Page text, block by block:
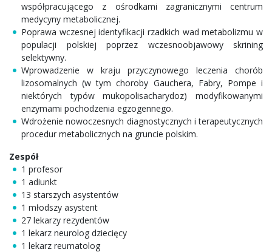
współpracującego z ośrodkami zagranicznymi centrum
medycyny metabolicznej.
Poprawa wczesnej identyfikacji rzadkich wad metabolizmu w
populacji polskiej poprzez wczesnoobjawowy skrining
selektywny.
Wprowadzenie w kraju przyczynowego leczenia chorób
lizosomalnych (w tym choroby Gauchera, Fabry, Pompe i
niektórych typów mukopolisacharydoz) modyfikowanymi
enzymami pochodzenia egzogennego.
Wdrożenie nowoczesnych diagnostycznych i terapeutycznych
procedur metabolicznych na gruncie polskim.
Zespół
1 profesor
1 adiunkt
13 starszych asystentów
1 młodszy asystent
27 lekarzy rezydentów
1 lekarz neurolog dziecięcy
1 lekarz reumatolog